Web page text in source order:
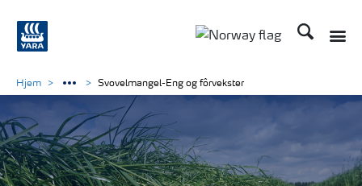
Søk
Hjem Svovelmangel-Eng og fôrvekster